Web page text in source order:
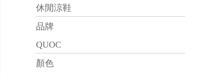
休閒涼鞋
品牌
QUOC
顏色